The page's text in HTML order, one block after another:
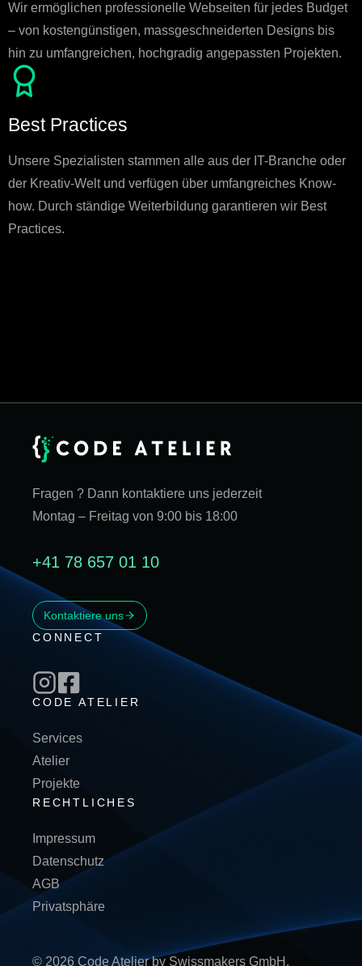
Wir ermöglichen professionelle Webseiten für jedes Budget
– von kostengünstigen, massgeschneiderten Designs bis
hin zu umfangreichen, hochgradig angepassten Projekten.
Best Practices
Unsere Spezialisten stammen alle aus der IT-Branche oder
der Kreativ-Welt und verfügen über umfangreiches Know-
how. Durch ständige Weiterbildung garantieren wir Best
Practices.
Fragen ? Dann kontaktiere uns jederzeit
Montag – Freitag von 9:00 bis 18:00
+41 78 657 01 10
Kontaktiere uns
CONNECT
CODE ATELIER
Services
Atelier
Projekte
RECHTLICHES
Impressum
Datenschutz
AGB
Privatsphäre
© 2026 Code Atelier by Swissmakers GmbH.